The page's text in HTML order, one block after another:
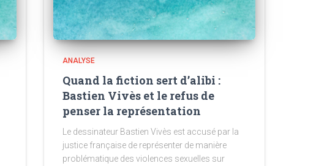
ANALYSE
Quand la fiction sert d’alibi :
Bastien Vivès et le refus de
penser la représentation
Le dessinateur Bastien Vivès est accusé par la
justice française de représenter de manière
problématique des violences sexuelles sur